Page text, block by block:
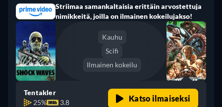
Striimaa samankaltaisia erittäin arvostettuja
nimikkeitä, joilla on ilmainen kokeilujakso!
Kauhu
Scifi
Ilmainen kokeilu
Tentakler
25%
3.8 Katso ilmaiseksi